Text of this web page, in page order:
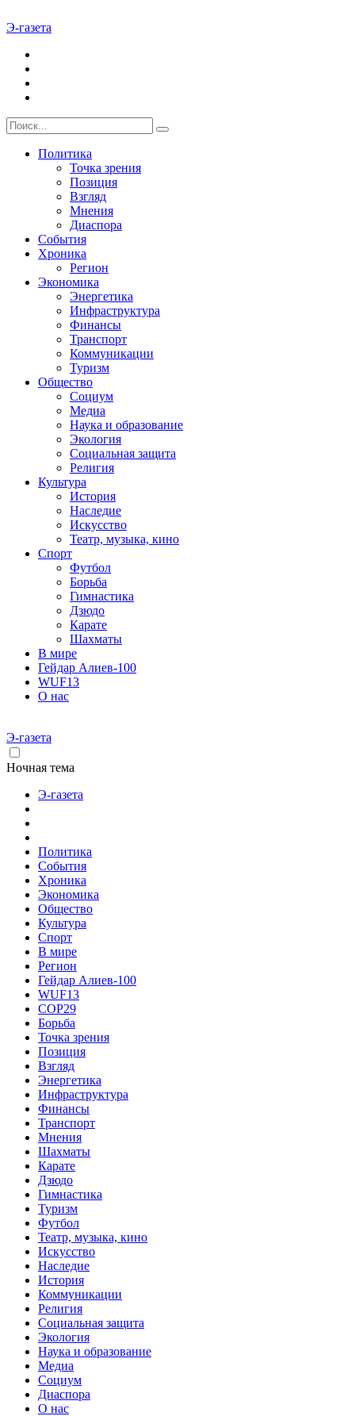
Э-газета
Политика
Точка зрения
Позиция
Взгляд
Мнения
Диаспора
События
Хроника
Регион
Экономика
Энергетика
Инфраструктура
Финансы
Транспорт
Коммуникации
Туризм
Общество
Социум
Медиа
Наука и образование
Экология
Социальная защита
Религия
Культура
История
Наследие
Искусство
Театр, музыка, кино
Спорт
Футбол
Борьба
Гимнастика
Дзюдо
Карате
Шахматы
В мире
Гейдар Алиев-100
WUF13
О нас
Э-газета
Ночная тема
Э-газета
Политика
События
Хроника
Экономика
Общество
Культура
Спорт
В мире
Регион
Гейдар Алиев-100
WUF13
COP29
Борьба
Точка зрения
Позиция
Взгляд
Энергетика
Инфраструктура
Финансы
Транспорт
Мнения
Шахматы
Карате
Дзюдо
Гимнастика
Туризм
Футбол
Театр, музыка, кино
Искусство
Наследие
История
Коммуникации
Религия
Социальная защита
Экология
Наука и образование
Медиа
Социум
Диаспора
О нас